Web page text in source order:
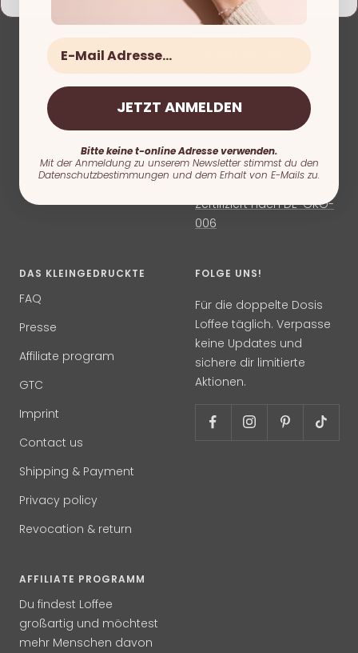
10% RABATT IM
NEWSLETTER
Produkte. Bleib auf dem
Laufenden!
Hier 10% Gutschein
sichern
LOFFEE® -
Lupinenkaffee direkt vom
Röster kaufen. All you
Was ist das überhaupt?
Zertifiziert nach DE-ÖKO-
006
DAS KLEINGEDRUCKTE
FAQ
Presse
Affiliate program
GTC
Imprint
Contact us
Shipping & Payment
Privacy policy
Revocation & return
FOLGE UNS!
Für die doppelte Dosis
Loffee täglich. Verpasse
keine Updates und
sichere dir limitierte
Aktionen.
AFFILIATE PROGRAMM
Du findest Loffee
großartig und möchtest
mehr Menschen davon
E-Mail
JETZT ANMELDEN
Bitte keine t-online Adresse verwenden.
Mit der Anmeldung zu unserem Newsletter stimmst du den
Datenschutzbestimmungen und dem Erhalt von E-Mails zu.